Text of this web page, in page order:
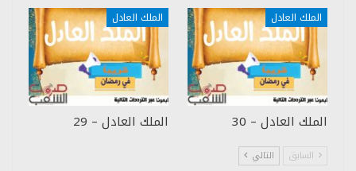
الملك العادل
الملك العادل – 30
الملك العادل
الملك العادل – 29
السابق التالي